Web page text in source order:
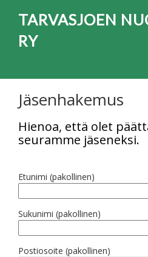
TARVASJOEN
RY
Jäsenhakemus
Hienoa, että olet
seuramme jäseneksi.
Etunimi (pakollinen)
Sukunimi (pakollinen)
Postiosoite (pakollinen)